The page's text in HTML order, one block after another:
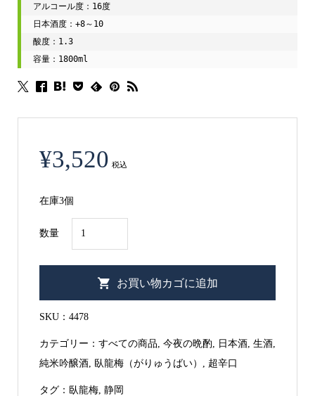
アルコール度：16度
日本酒度：+8～10
酸度：1.3
容量：1800ml
¥3,520 税込
在庫3個
数量
県】
純
米
吟
お買い物カゴに追加
SKU： 4478
カテゴリー： すべての商品 今夜の晩酌 日本酒 生酒
純米吟醸酒
臥龍梅（がりゅうばい） 超辛口
タグ： 臥龍梅, 静岡